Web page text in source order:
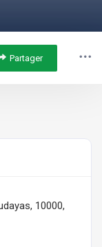
Partager
10000,